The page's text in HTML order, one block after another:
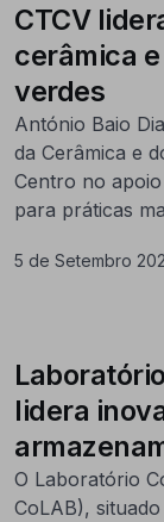
CTCV
cerâmica
verdes
António Baio
da Cerâmica e
Centro no
para práticas
5 de Setembro
lidera
O Laboratório
CoLAB),